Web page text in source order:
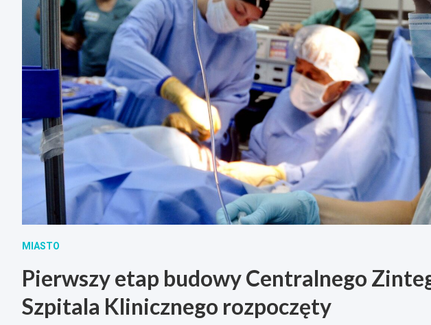
MIASTO
Pierwszy etap budowy Centralnego
Szpitala Klinicznego rozpoczęty